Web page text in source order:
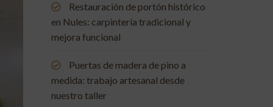
Restauración de portón histórico
en Nules: carpintería tradicional y
mejora funcional
Puertas de madera de pino a
medida: trabajo artesanal desde
nuestro taller